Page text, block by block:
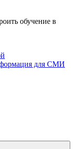
обучение в
для СМИ